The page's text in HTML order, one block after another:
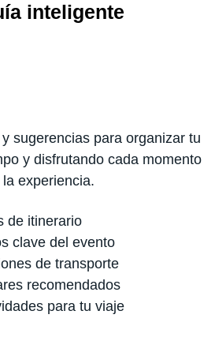
inteligente
sugerencias para organizar tu
y disfrutando cada momento
la experiencia.
de itinerario
clave del evento
de transporte
recomendados
para tu viaje